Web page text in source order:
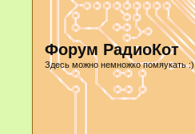
Форум РадиоКот
Здесь можно немножко помяукать :)